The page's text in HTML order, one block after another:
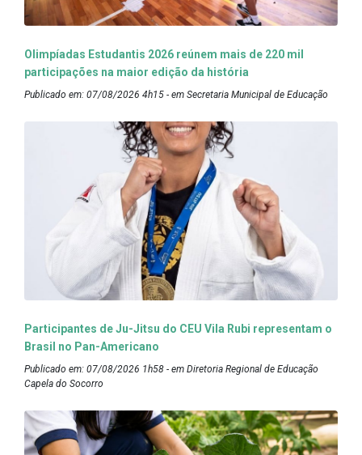
Olimpíadas Estudantis 2026 reúnem mais de 220 mil
participações na maior edição da história
Publicado em: 07/08/2026 4h15 - em Secretaria Municipal de Educação
Participantes de Ju-Jitsu do CEU Vila Rubi representam o
Brasil no Pan-Americano
Publicado em: 07/08/2026 1h58 - em Diretoria Regional de Educação
Capela do Socorro